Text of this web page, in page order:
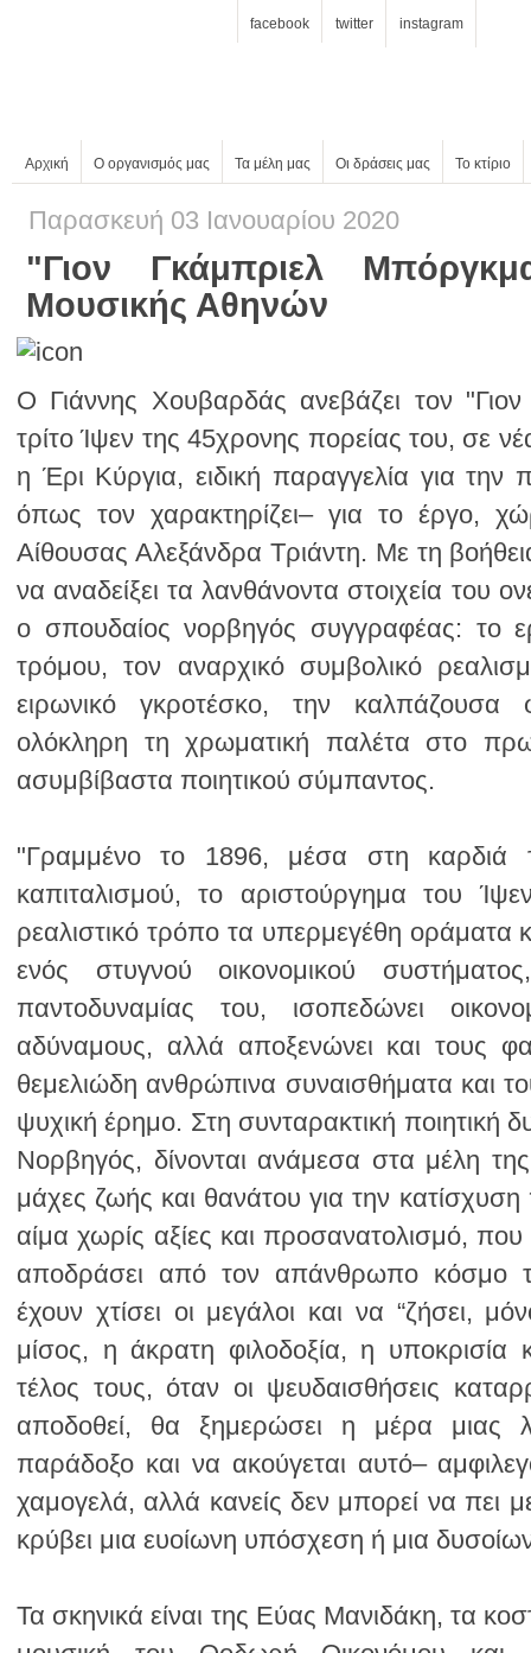
facebook twitter instagram
Αρχική Ο οργανισμός μας Τα μέλη μας Οι δράσεις μας Το κτίριο
Παρασκευή 03 Ιανουαρίου 2020
Μουσικής Αθηνών
ασυμβίβαστα ποιητικού σύμπαντος.
κρύβει μια ευοίωνη υπόσχεση ή μια